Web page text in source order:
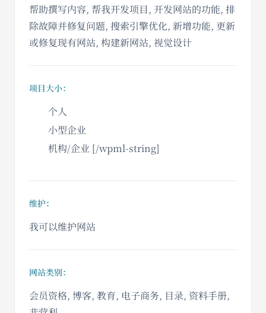
帮助撰写内容, 帮我开发项目, 开发网站的功能, 排
除故障并修复问题, 搜索引擎优化, 新增功能, 更新
或修复现有网站, 构建新网站, 视觉设计
项目大小：
个人
小型企业
机构/企业 [/wpml-string]
维护：
我可以维护网站
网站类别：
会员资格, 博客, 教育, 电子商务, 目录, 资料手册,